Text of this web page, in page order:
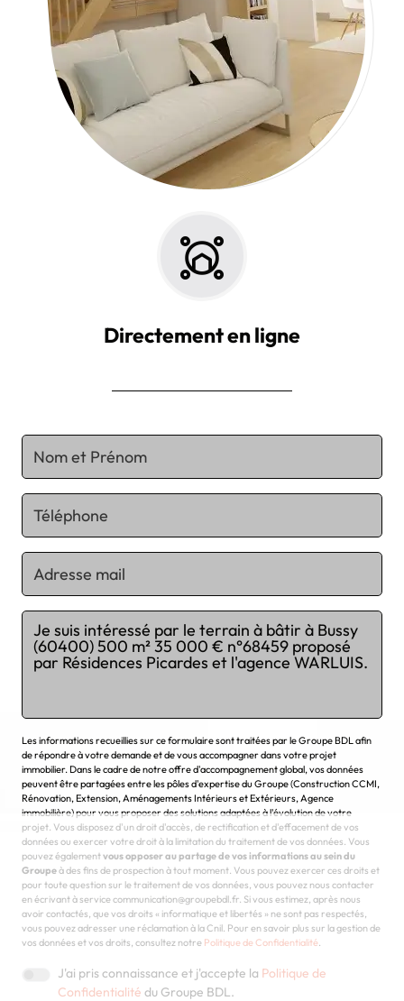
Directement en ligne
Chargement...
Les informations recueillies sur ce formulaire sont traitées par le Groupe BDL afin
de répondre à votre demande et de vous accompagner dans votre projet
immobilier. Dans le cadre de notre offre d'accompagnement global, vos données
peuvent être partagées entre les pôles d'expertise du Groupe (Construction CCMI,
Rénovation, Extension, Aménagements Intérieurs et Extérieurs, Agence
immobilière) pour vous proposer des solutions adaptées à l'évolution de votre
projet. Vous disposez d'un droit d'accès, de rectification et d'effacement de vos
données ou exercer votre droit à la limitation du traitement de vos données. Vous
pouvez égalementvous opposer au partage de vos informations au sein du
Groupeà des fins de prospection à tout moment. Vous pouvez exercer ces droits et
pour toute question sur le traitement de vos données, vous pouvez nous contacter
en écrivant à service communication@groupebdl.fr. Si vous estimez, après nous
avoir contactés, que vos droits « informatique et libertés » ne sont pas respectés,
vous pouvez adresser une réclamation à la Cnil. Pour en savoir plus sur la gestion de
vos données et vos droits, consultez notre Politique de Confidentialité
J'ai pris connaissance et j'accepte la Politique de
Confidentialité du Groupe BDL.